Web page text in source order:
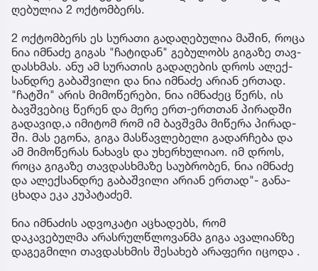
ღე­ბუ­ლია 2 ოქ­ტომ­ბერს.
2 ოქ­ტომ­ბერს ეს სუ­რა­თი გა­და­ღე­ბუ­ლია მა­შინ, როცა
ნია იმ­ნა­ძე გი­გას "ჩა­ტი­დან" გე­ბუ­ლობს გი­გა­ზე თავ­
დას­ხმას. ანუ ამ სუ­რა­თის გა­და­ღე­ბის დროს ალექ­
სან­დრე გა­ბაშ­ვი­ლი და ნია იმ­ნა­ძე არი­ან ერ­თად.
"ჩატ­ში" არის მი­მო­წე­რე­ბი, ნია იმ­ნა­ძეც წერს, ის
ბავ­შვე­ბიც წე­რენ და მერე ერთ-ერ­თთან პი­რად­ში
გა­და­ვი­დ,ა იმი­ტომ რომ იმ ბავ­შვმა მი­წე­რა პი­რად­
ში. მას ეგო­ნა, გიგა მას­წავ­ლე­ბე­ლი გა­დარ­ჩე­ბა და
ამ მი­მო­წე­რას ნა­ხავს და უხერ­ხუ­ლი­აო. იმ დროს,
როცა გი­გა­ზე თავ­დას­ხმა­ზე სა­უბ­რო­ბენ, ნია იმ­ნა­ძე
და ალექ­სან­დრე გა­ბაშ­ვი­ლი არი­ან ერ­თად"- გა­ნა­
ცხა­და ეკა კუ­პა­ტა­ძემ.
ნია იმნაძის ადვოკატი აცხადებს, რომ
დაკავებულმა არასრულწლოვანმა გიგა ავალიანზე
დაგეგმილი თავდასხმის შესახებ არაფერი იცოდა .